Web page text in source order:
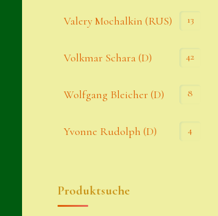
Valery Mochalkin (RUS) 13
Volkmar Schara (D) 42
Wolfgang Bleicher (D) 8
Yvonne Rudolph (D) 4
Produktsuche